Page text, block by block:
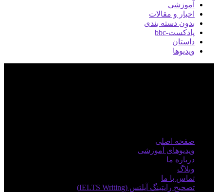
آموزشی
اخبار و مقالات
بدون دسته بندی
پادکست-bbc
داستان
ویدیوها
صفحه اصلی
ویدیوهای آموزشی
درباره ما
وبلاگ
تماس با ما
تصحیح رایتینگ آیلتس (IELTS Writing)